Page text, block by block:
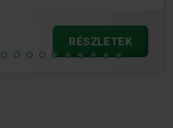
kezdet 68,20 €
hozzáértve Áfa
hozzáértve szállítási